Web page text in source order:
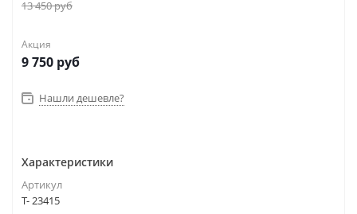
13 450руб
Акция
9 750 руб
Нашли дешевле?
Характеристики
Артикул
Т- 23415